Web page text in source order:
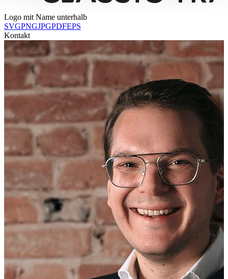
gesammelt haben.Datenschutzerklärung
Logo mit Name unterhalb
SVGPNGJPGPDFEPS
Kontakt